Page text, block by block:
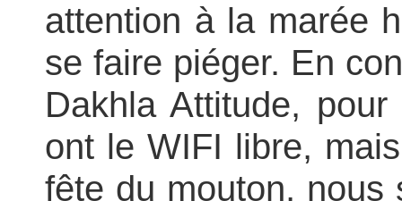
attention à la marée
se faire piéger. En
Dakhla Attitude,
ont le WIFI libre,
fête du mouton, nous